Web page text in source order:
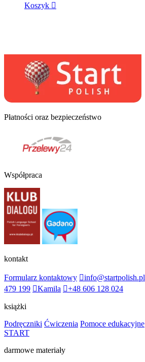
Koszyk
Płatności oraz bezpieczeństwo
Współpraca
kontakt
Formularz kontaktowy info@startpolish.pl
479 199
Kamila +48 606 128 024
książki
Podręczniki Ćwiczenia Pomoce edukacyjne
START
darmowe materiały